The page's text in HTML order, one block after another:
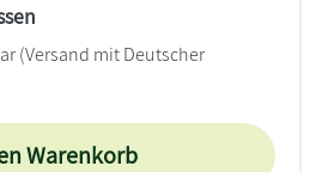
(Versand mit Deutscher
Warenkorb